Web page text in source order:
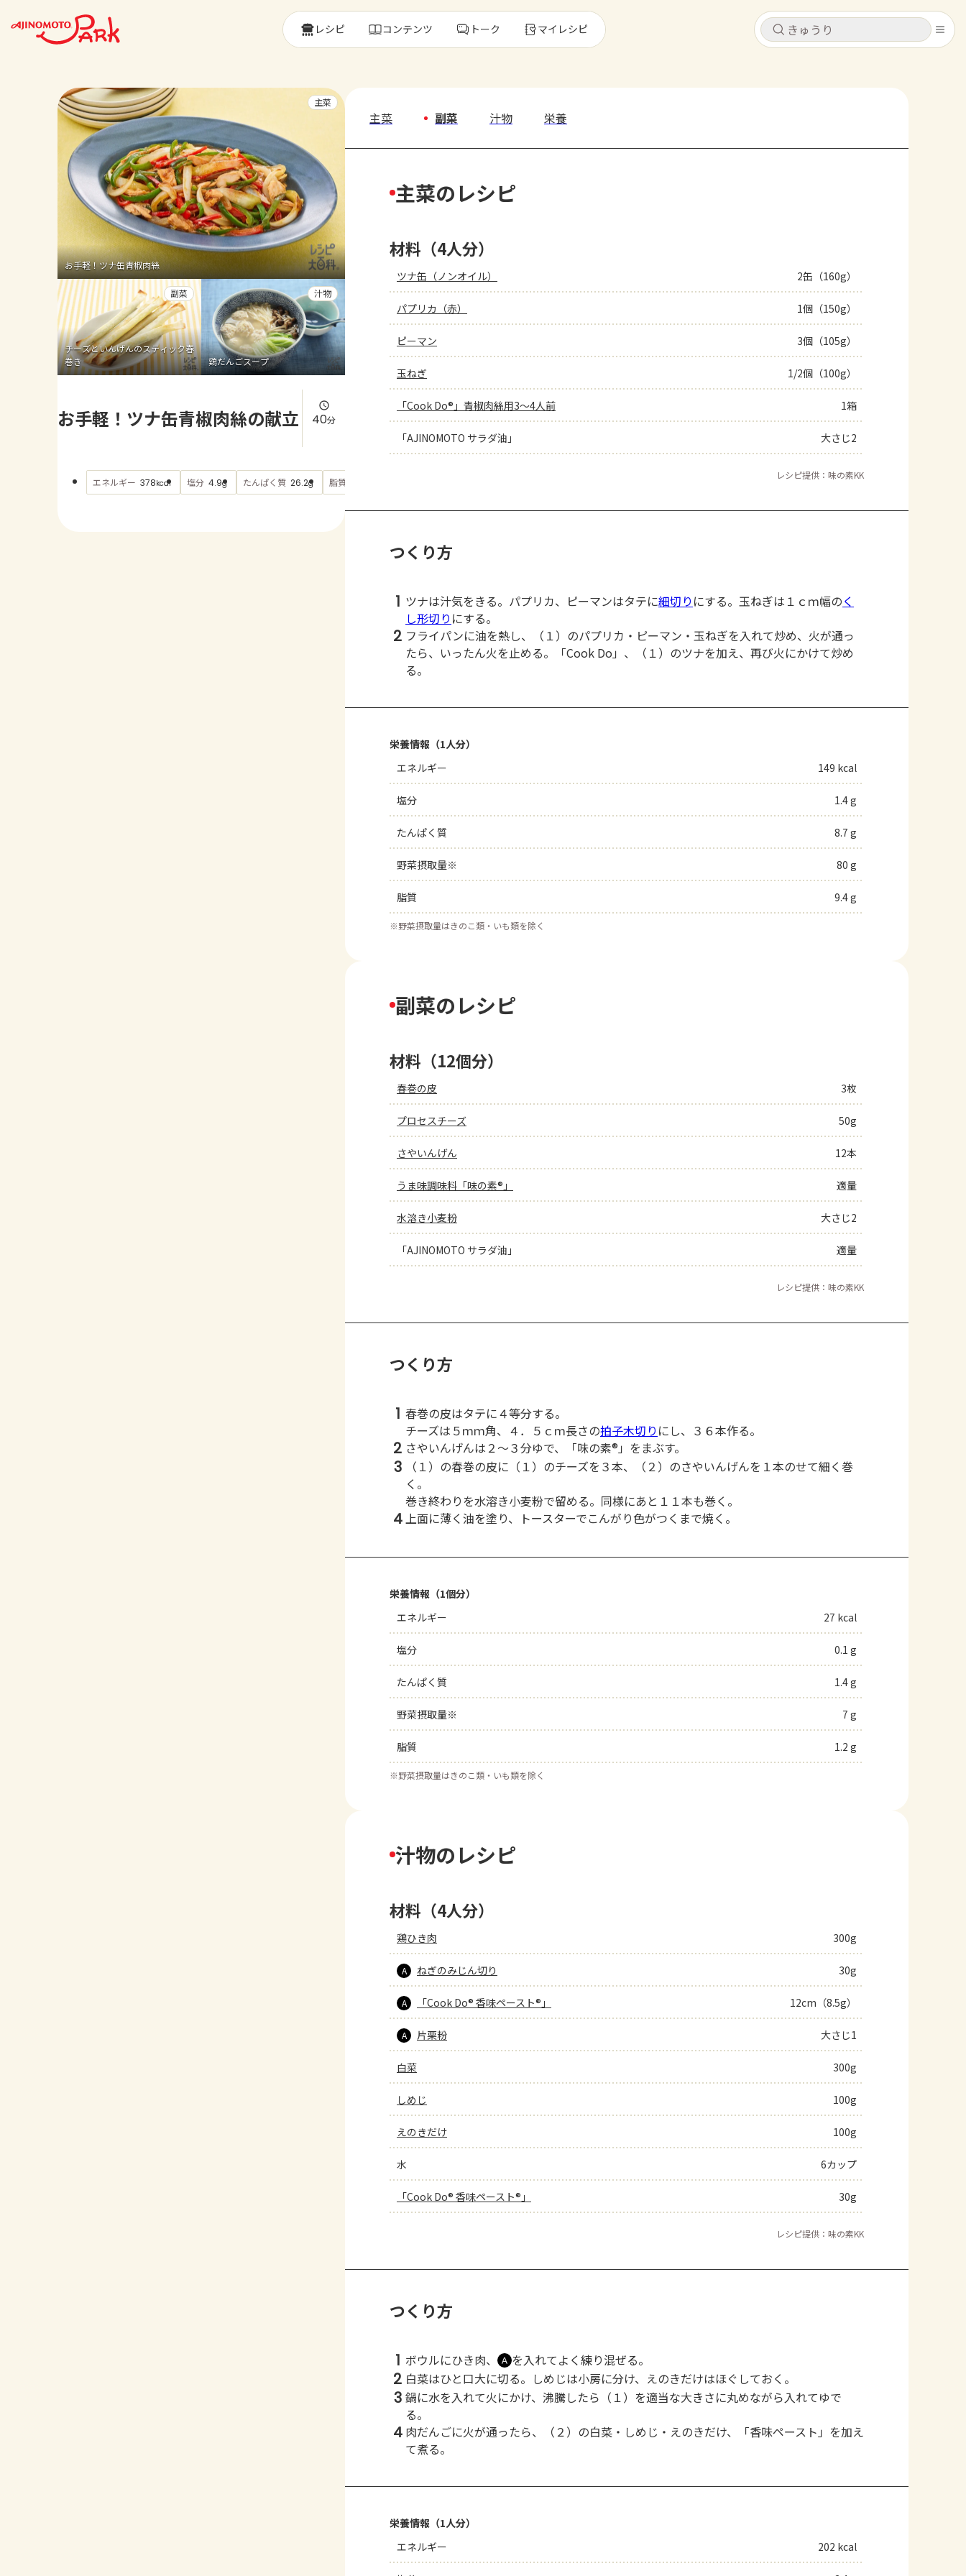
キャンセル
よくあるお問い合わせ
お買い物
キャンセル
レシピ コンテンツ トーク マイレシピ
お手軽！ツナ缶青椒肉絲
主菜
チーズといんげんのスティック春
巻き
副菜
鶏だんごスープ
汁物
お手軽！ツナ缶青椒肉絲の献立 40分
エネルギー 378kcal 塩分 4.9g たんぱく質 26.2g 脂質
主菜 副菜 汁物 栄養
主菜のレシピ
材料（4人分）
ツナ缶（ノンオイル） 2缶（160g）
パプリカ（赤） 1個（150g）
ピーマン 3個（105g）
玉ねぎ 1/2個（100g）
「Cook Do®」青椒肉絲用3～4人前 1箱
「AJINOMOTO サラダ油」 大さじ2
レシピ提供：味の素KK
つくり方
1 ツナは汁気をきる。パプリカ、ピーマンはタテに細切り にする。玉ねぎは１ｃｍ幅のく
し形切り にする。
2 フライパンに油を熱し、（１）のパプリカ・ピーマン・玉ねぎを入れて炒め、火が通っ
たら、いったん火を止める。「Cook Do」、（１）のツナを加え、再び火にかけて炒め
る。
栄養情報（1人分）
エネルギー
149 kcal
塩分 1.4 g
たんぱく質 8.7 g
野菜摂取量※ 80 g
脂質 9.4 g
※野菜摂取量はきのこ類・いも類を除く
副菜のレシピ
材料（12個分）
春巻の皮 3枚
プロセスチーズ 50g
さやいんげん 12本
うま味調味料「味の素®」 適量
水溶き小麦粉 大さじ2
「AJINOMOTO サラダ油」 適量
レシピ提供：味の素KK
つくり方
1 春巻の皮はタテに４等分する。
チーズは５ｍｍ角、４．５ｃｍ長さの拍子木切り にし、３６本作る。
2 さやいんげんは２～３分ゆで、「味の素®」をまぶす。
3
（１）の春巻の皮に（１）のチーズを３本、（２）のさやいんげんを１本のせて細く巻
く。
巻き終わりを水溶き小麦粉で留める。同様にあと１１本も巻く。
4上面に薄く油を塗り、トースターでこんがり色がつくまで焼く。
栄養情報（1個分）
エネルギー
27 kcal
塩分 0.1 g
たんぱく質 1.4 g
野菜摂取量※ 7 g
脂質 1.2 g
※野菜摂取量はきのこ類・いも類を除く
汁物のレシピ
材料（4人分）
鶏ひき肉 300g
A ねぎのみじん切り 30g
A 「Cook Do® 香味ペースト®」 12cm（8.5g）
A 片栗粉 大さじ1
白菜 300g
しめじ 100g
えのきだけ 100g
水 6カップ
「Cook Do® 香味ペースト®」 30g
レシピ提供：味の素KK
つくり方
1 ボウルにひき肉、 Ａ を入れてよく練り混ぜる。
2 白菜はひと口大に切る。しめじは小房に分け、えのきだけはほぐしておく。
3 鍋に水を入れて火にかけ、沸騰したら（１）を適当な大きさに丸めながら入れてゆで
る。
4 肉だんごに火が通ったら、（２）の白菜・しめじ・えのきだけ、「香味ペースト」を加え
て煮る。
栄養情報（1人分）
エネルギー
202 kcal